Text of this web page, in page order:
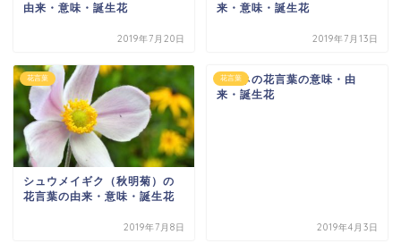
由来・意味・誕生花
2019年7月20日
来・意味・誕生花
2019年7月13日
花言葉
シュウメイギク（秋明菊）の
花言葉の由来・意味・誕生花
2019年7月8日
花言葉
ネリネの花言葉の意味・由
来・誕生花
2019年4月3日